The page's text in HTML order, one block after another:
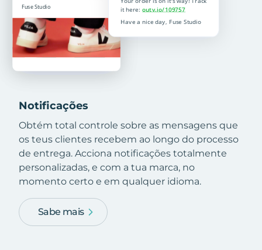
Notificações
Obtém total controle sobre as mensagens que
os teus clientes recebem ao longo do processo
de entrega. Acciona notificações totalmente
personalizadas, e com a tua marca, no
momento certo e em qualquer idioma.
Sabe mais